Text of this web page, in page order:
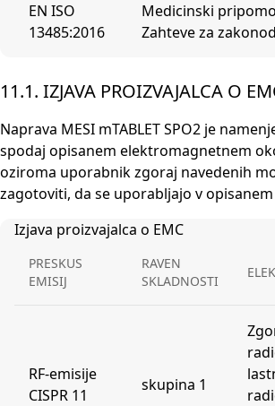
EN ISO
13485:2016
Medicinski
Zahteve za
11.1. IZJAVA PROIZVAJALCA O
Naprava MESI mTABLET SPO2 je
spodaj opisanem elektromagnetnem
oziroma uporabnik zgoraj navedenih
zagotoviti, da se uporabljajo v
Izjava proizvajalca o EMC
PRESKUS
EMISIJ
RAVEN
SKLADNOSTI
RF-emisije
CISPR 11
skupina 1